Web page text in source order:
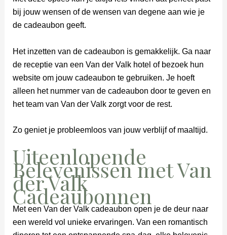
bij jouw wensen of de wensen van degene aan wie je
de cadeaubon geeft.
Het inzetten van de cadeaubon is gemakkelijk. Ga naar
de receptie van een Van der Valk hotel of bezoek hun
website om jouw cadeaubon te gebruiken. Je hoeft
alleen het nummer van de cadeaubon door te geven en
het team van Van der Valk zorgt voor de rest.
Zo geniet je probleemloos van jouw verblijf of maaltijd.
Uiteenlopende
Belevenissen met Van
der Valk
Cadeaubonnen
Met een Van der Valk cadeaubon open je de deur naar
een wereld vol unieke ervaringen. Van een romantisch